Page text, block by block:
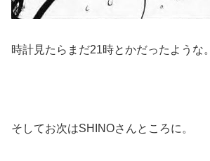
時計見たらまだ21時とかだったような。
そしてお次はSHINOさんところに。